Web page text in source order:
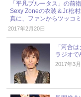
「平凡ブルータス」の前
Sexy Zoneの衣装＆Jr.松
真に、ファンからツッコミ
2017年2月20日
「河合
ラジオで
2017年3